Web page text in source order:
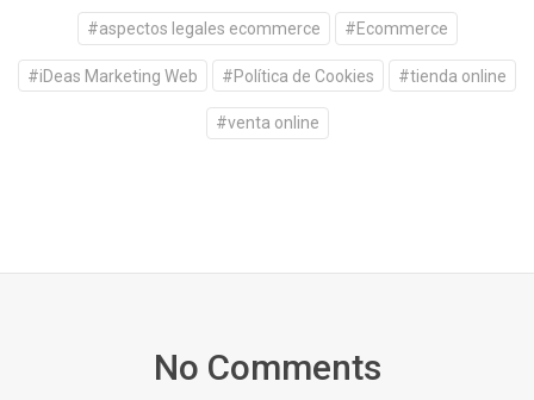
#aspectos legales ecommerce #Ecommerce
#iDeas Marketing Web #Política de Cookies #tienda online
#venta online
No Comments